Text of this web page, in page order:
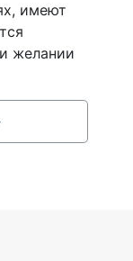
имеют
желании